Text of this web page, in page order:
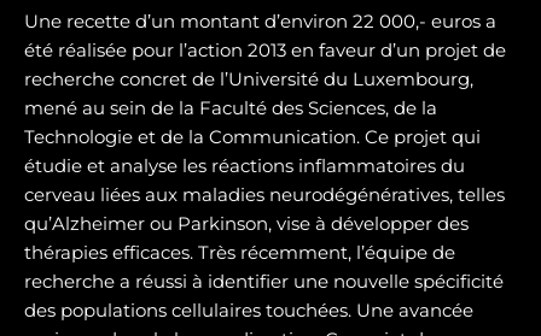
Une recette d’un montant d’environ 22 000,- euros a
été réalisée pour l’action 2013 en faveur d’un projet de
recherche concret de l’Université du Luxembourg,
mené au sein de la Faculté des Sciences, de la
Technologie et de la Communication. Ce projet qui
étudie et analyse les réactions inflammatoires du
cerveau liées aux maladies neurodégénératives, telles
qu’Alzheimer ou Parkinson, vise à développer des
thérapies efficaces. Très récemment, l’équipe de
recherche a réussi à identifier une nouvelle spécificité
des populations cellulaires touchées. Une avancée